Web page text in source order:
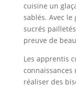
cuisine un
sablés. Avec
sucrés
preuve de
Les apprentis
connaissances
réaliser des